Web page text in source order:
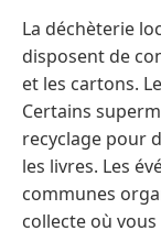
La déchèterie
disposent de
et les cartons.
Certains
recyclage pour
les livres. Les
communes
collecte où